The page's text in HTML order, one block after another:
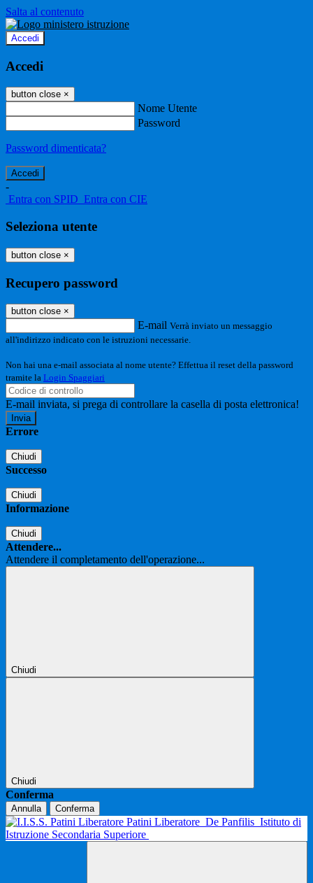
Salta al contenuto
Accedi
Accedi
button close ×
Nome Utente
Password
Password dimenticata?
-
Entra con SPID Entra con CIE
Seleziona utente
button close ×
Recupero password
button close ×
E-mail Verrà inviato un messaggio
all'indirizzo indicato con le istruzioni necessarie.
Non hai una e-mail associata al nome utente? Effettua il reset della password
tramite la Login Spaggiari
E-mail inviata, si prega di controllare la casella di posta elettronica!
Errore
Chiudi
Successo
Chiudi
Informazione
Chiudi
Attendere...
Attendere il completamento dell'operazione...
Chiudi
Chiudi
Conferma
Annulla Conferma
Patini Liberatore De Panfilis Istituto di
Istruzione Secondaria Superiore